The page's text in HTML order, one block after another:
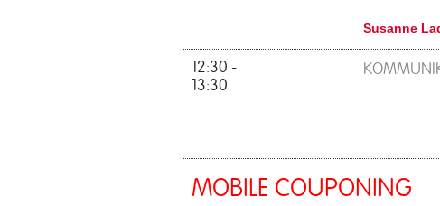
Susanne
12:30 -
13:30
MOBILE COUPONING